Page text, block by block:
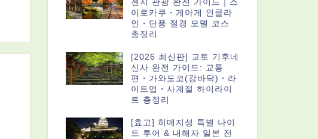
젠지 관광 완전 가이드｜스
이로카쿠・게아게 인클라
인・단풍 절경 모델 코스
총정리
[2026 최신판] 교토 기후네
신사 완전 가이드: 교통
편・가와도코(강바닥)・라
이트업・사계절 하이라이
트 총정리
[효고] 히메지성 특별 나이
트 투어 & 내해자 일본 전